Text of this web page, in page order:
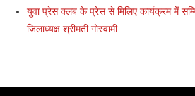
युवा प्रेस क्लब के प्रेस से मिलिए कार्यक्रम में
जिलाध्यक्ष श्रीमती गोस्वामी